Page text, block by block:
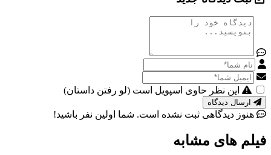
این نظر حاوی اسپویل است (لو رفتن داستان)
هنوز دیدگاهی ثبت نشده است. شما اولین نفر باشید!
فیلم های مشابه